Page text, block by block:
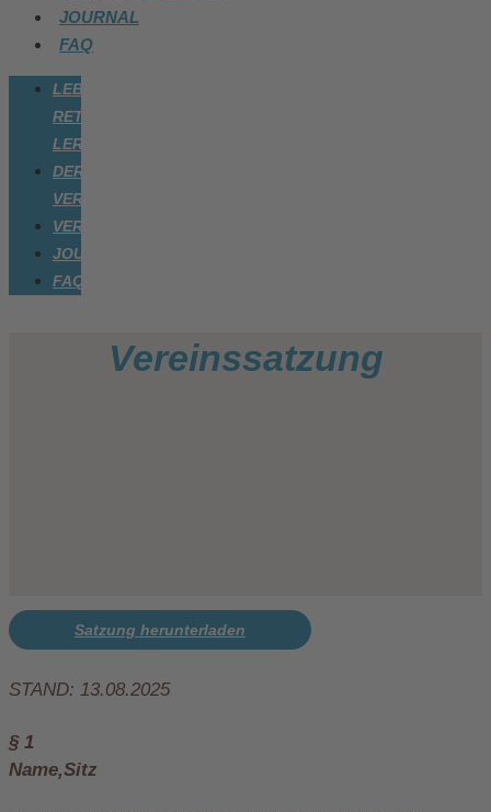
JOURNAL
FAQ
LEBEN
RETTEN
LERNEN
DER
VEREIN
VERANSTALTUNGEN
JOURNAL
FAQ
Vereinssatzung
Satzung herunterladen
STAND: 13.08.2025
§ 1
Name,Sitz